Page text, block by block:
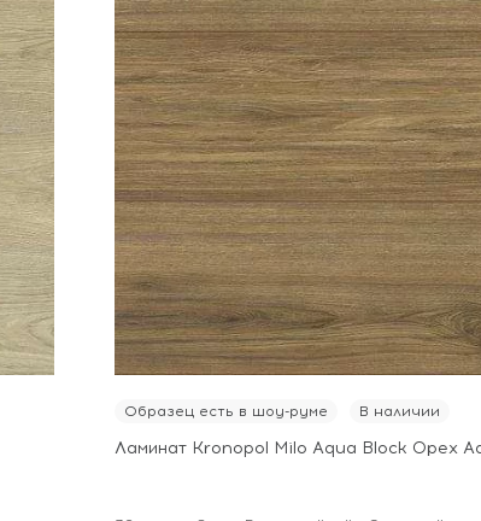
Образец есть в шоу-руме В наличии
Ламинат Kronopol Milo Aqua Block Орех